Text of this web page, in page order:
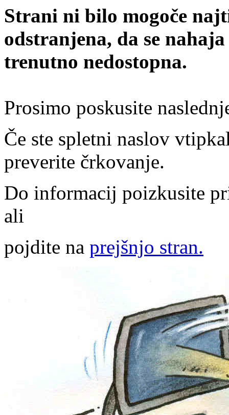
Strani ni bilo mogoče
odstranjena, da se
trenutno nedostopna.
Prosimo poskusite
Če ste spletni naslov
preverite črkovanje.
Do informacij poizkusite
ali
pojdite na prejšnjo stran.